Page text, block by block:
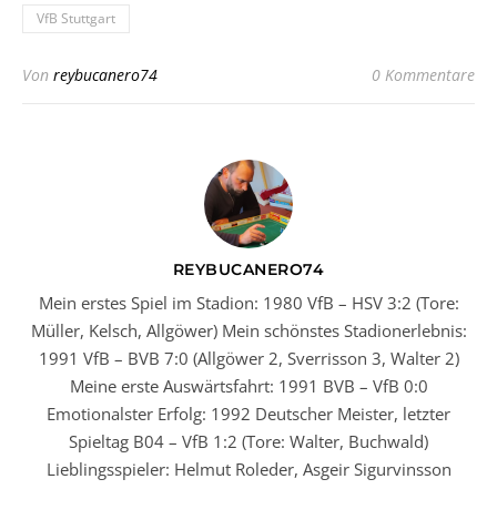
VfB Stuttgart
Von reybucanero74 0 Kommentare
REYBUCANERO74
Mein erstes Spiel im Stadion: 1980 VfB – HSV 3:2 (Tore:
Müller, Kelsch, Allgöwer) Mein schönstes Stadionerlebnis:
1991 VfB – BVB 7:0 (Allgöwer 2, Sverrisson 3, Walter 2)
Meine erste Auswärtsfahrt: 1991 BVB – VfB 0:0
Emotionalster Erfolg: 1992 Deutscher Meister, letzter
Spieltag B04 – VfB 1:2 (Tore: Walter, Buchwald)
Lieblingsspieler: Helmut Roleder, Asgeir Sigurvinsson